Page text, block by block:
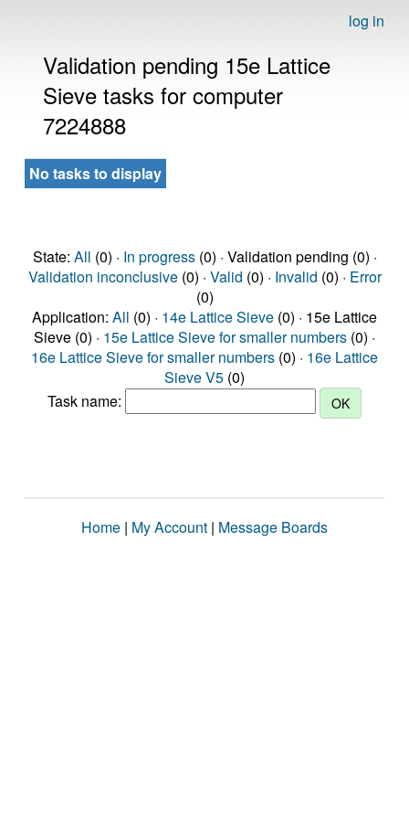
log in
Validation pending 15e Lattice
Sieve tasks for computer
7224888
No tasks to display
State: All (0) · In progress(0) · Validation pending (0) ·
Validation inconclusive(0) · Valid (0) · Invalid (0) · Error
(0)
Application: All (0) · 14e Lattice Sieve (0) · 15e Lattice
Sieve (0) · 15e Lattice Sieve for smaller numbers (0) ·
16e Lattice Sieve for smaller numbers (0) · 16e Lattice
Sieve V5 (0)
Task name:
Home | My Account | Message Boards